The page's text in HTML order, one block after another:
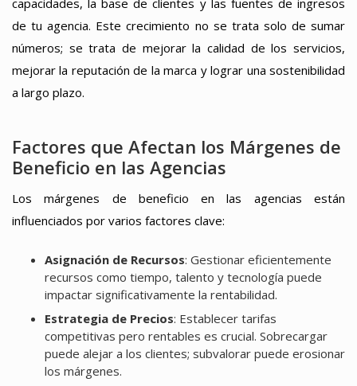
de tu agencia. Este crecimiento no se trata solo de sumar
números; se trata de mejorar la calidad de los servicios,
mejorar la reputación de la marca y lograr una sostenibilidad
a largo plazo.
Factores que Afectan los Márgenes de
Beneficio en las Agencias
Los márgenes de beneficio en las agencias están
influenciados por varios factores clave:
Asignación de Recursos: Gestionar eficientemente
recursos como tiempo, talento y tecnología puede
impactar significativamente la rentabilidad.
Estrategia de Precios: Establecer tarifas
competitivas pero rentables es crucial. Sobrecargar
puede alejar a los clientes; subvalorar puede erosionar
los márgenes.